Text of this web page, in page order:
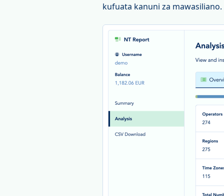
kufuata kanuni za mawasiliano.